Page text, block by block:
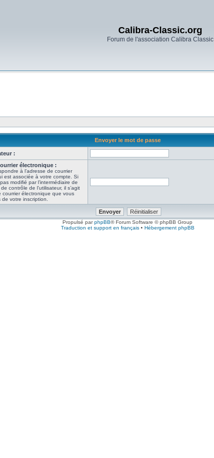
Calibra-Classic.org
Forum de l'association Calibra Classic
Envoyer le mot de passe
:
électronique :
à l’adresse de courrier
est associée à votre compte. Si
modifié par l’intermédiaire de
contrôle de l’utilisateur, il s’agit
courrier électronique que vous
votre inscription.
Propulsé parphpBB® Forum Software © phpBB Group
Traduction et support en français• Hébergement phpBB